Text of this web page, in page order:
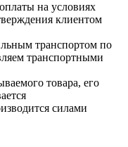
на условиях
клиентом
транспортом по
транспортными
товара, его
силами